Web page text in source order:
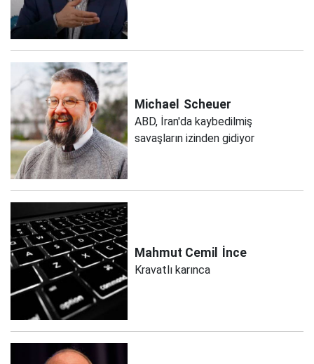
Michael Scheuer
ABD, İran'da kaybedilmiş
savaşların izinden gidiyor
Mahmut Cemil İnce
Kravatlı karınca